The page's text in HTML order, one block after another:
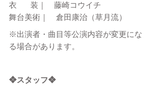
衣   　装｜　藤崎コウイチ
舞台美術｜　倉田康治（草月流）
※出演者・曲目等公演内容が変更にな
る場合があります。
❖スタッフ❖